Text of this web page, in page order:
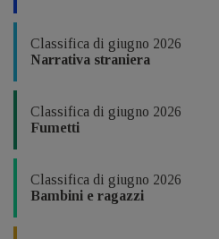
Classifica di giugno 2026
Narrativa straniera
Classifica di giugno 2026
Fumetti
Classifica di giugno 2026
Bambini e ragazzi